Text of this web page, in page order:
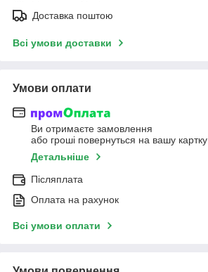
Доставка поштою
Всі умови доставки
Умови оплати
Ви отримаєте замовлення
або гроші повернуться на вашу картку
Детальніше
Післяплата
Оплата на рахунок
Всі умови оплати